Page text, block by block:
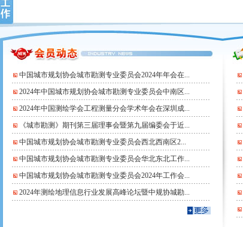
专委会工作 会员动态 行业动态 政策法规
中国城市规划协会城市勘测专业委员会2024年年会在...
2024年中国城市规划协会城市勘测专业委员会中南区...
2024年中国测绘学会工程测量分会学术年会在深圳成...
《城市勘测》期刊第三届理事会暨第九届编委会于近...
中国城市规划协会城市勘测专业委员会西北西南区2...
中国城市规划协会城市勘测专业委员会华北东北工作...
中国城市规划协会城市勘测专业委员会2024年工作会...
2024年测绘地理信息行业发展高峰论坛暨中规协城勘...